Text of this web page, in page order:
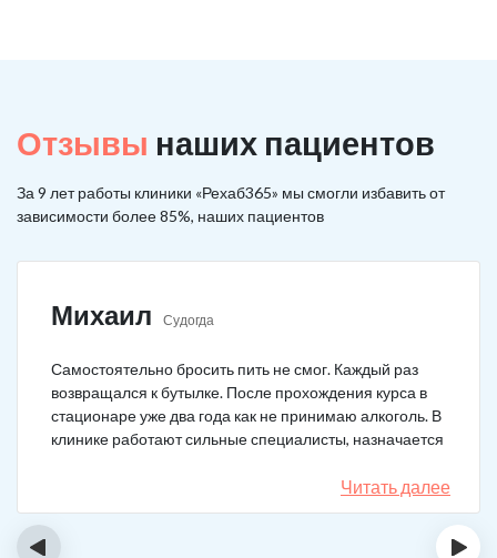
Отзывы наших пациентов
За 9 лет работы клиники «Рехаб365» мы смогли избавить от
зависимости более 85%, наших пациентов
Михаил Судогда
Самостоятельно бросить пить не смог. Каждый раз
возвращался к бутылке. После прохождения курса в
стационаре уже два года как не принимаю алкоголь. В
клинике работают сильные специалисты, назначается
Читать далее
‹ ›